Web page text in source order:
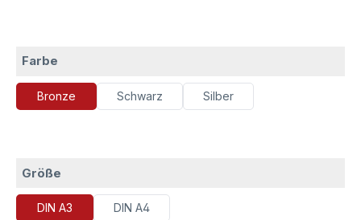
Farbe
Bronze Schwarz Silber
Größe
DIN A3 DIN A4